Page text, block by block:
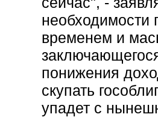
необходимости
временем и
понижения
скупать
упадет с